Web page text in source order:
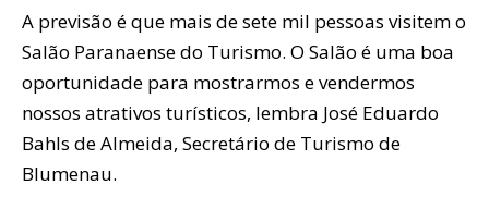
A previsão é que mais de sete mil pessoas visitem o
Salão Paranaense do Turismo. O Salão é uma boa
oportunidade para mostrarmos e vendermos
nossos atrativos turísticos, lembra José Eduardo
Bahls de Almeida, Secretário de Turismo de
Blumenau.